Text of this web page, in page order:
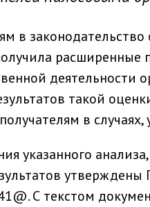
в
деятельности
такой
в случаях,
указанного
С текстом